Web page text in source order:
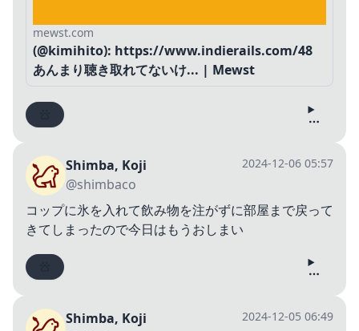
mewst.com
(@kimihito): https://www.indierails.com/48
あんまり聴き取れてないけ... | Mewst
Shimba, Koji
@shimbaco
2024-12-06 05:57
コップに氷を入れて飲み物を注がずに部屋まで戻って
きてしまったので今日はもうおしまい
Shimba, Koji
2024-12-05 06:49